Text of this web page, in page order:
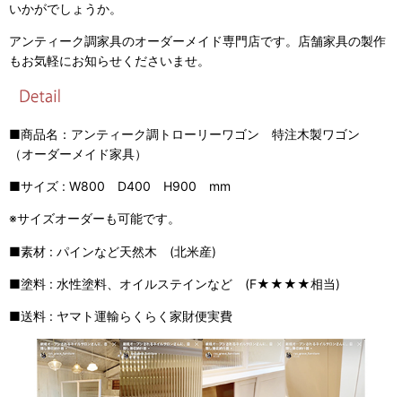
いかがでしょうか。
アンティーク調家具のオーダーメイド専門店です。店舗家具の製作
もお気軽にお知らせくださいませ。
■商品名：アンティーク調トローリーワゴン 特注木製ワゴン
（オーダーメイド家具）
■サイズ : W800 D400 H900 mm
※サイズオーダーも可能です。
■素材 : パインなど天然木 (北米産)
■塗料 : 水性塗料、オイルステインなど (F★★★★相当)
■送料 : ヤマト運輸らくらく家財便実費